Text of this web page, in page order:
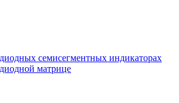
семисегментных индикаторах
матрице